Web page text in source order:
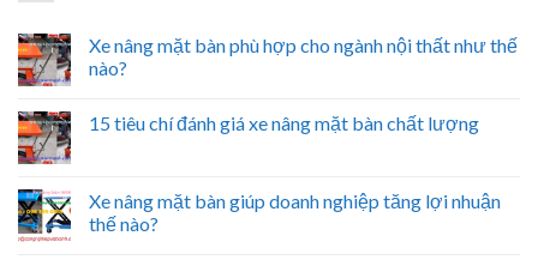
Xe nâng mặt bàn phù hợp cho ngành nội thất như thế
nào?
15 tiêu chí đánh giá xe nâng mặt bàn chất lượng
Xe nâng mặt bàn giúp doanh nghiệp tăng lợi nhuận
thế nào?